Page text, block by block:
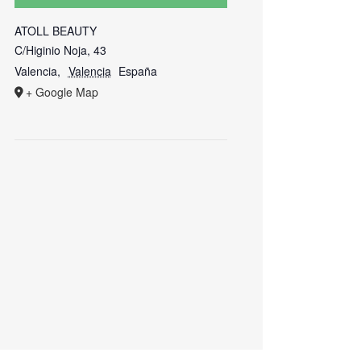
ATOLL BEAUTY
C/Higinio Noja, 43
Valencia, Valencia España
+ Google Map